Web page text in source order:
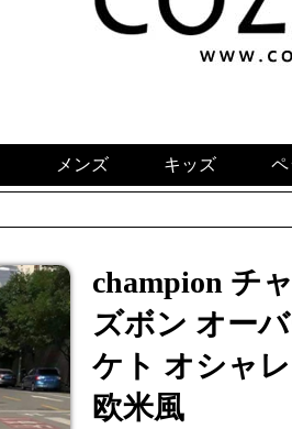
メンズ キッズ ペ
champion チ
ズボン オー
ケト オシャ
欧米風